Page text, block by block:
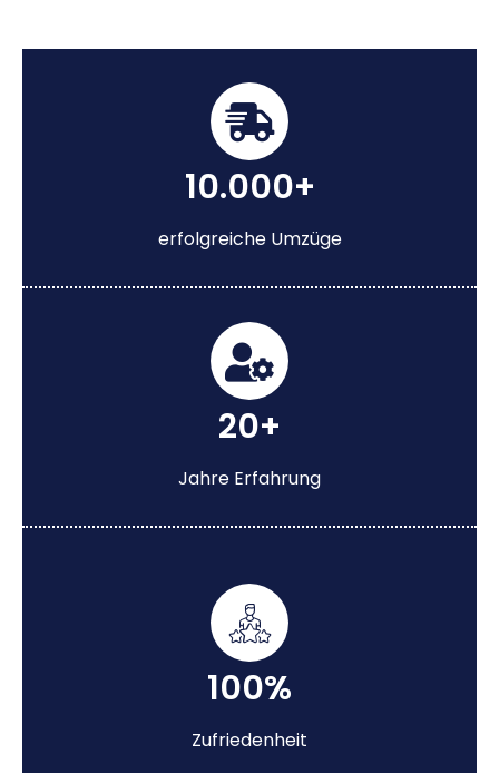
10.000+
erfolgreiche Umzüge
20+
Jahre Erfahrung
100%
Zufriedenheit